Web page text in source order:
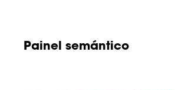
Painel semántico